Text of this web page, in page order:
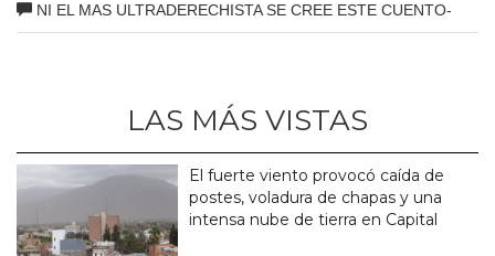
NI EL MAS ULTRADERECHISTA SE CREE ESTE CUENTO-
LAS MÁS VISTAS
El fuerte viento provocó caída de
postes, voladura de chapas y una
intensa nube de tierra en Capital